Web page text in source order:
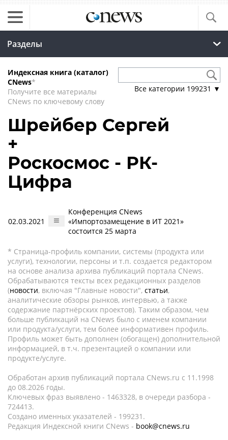
Разделы
Индексная книга (каталог)
CNews*
Получите все материалы
CNews по ключевому слову
Все категории 199231 ▼
Шрейбер Сергей
+
Роскосмос - РК-
Цифра
02.03.2021
Конференция CNews
«Импортозамещение в ИТ 2021»
состоится 25 марта
* Страница-профиль компании, системы (продукта или
услуги), технологии, персоны и т.п. создается редактором
на основе анализа архива публикаций портала CNews.
Обрабатываются тексты всех редакционных разделов
(новости, включая "Главные новости", статьи,
аналитические обзоры рынков, интервью, а также
содержание партнёрских проектов). Таким образом, чем
больше публикаций на CNews было с именем компании
или продукта/услуги, тем более информативен профиль.
Профиль может быть дополнен (обогащен) дополнительной
информацией, в т.ч. презентацией о компании или
продукте/услуге.
Обработан архив публикаций портала CNews.ru c 11.1998
до 08.2026 годы.
Ключевых фраз выявлено - 1463328, в очереди разбора -
724413.
Создано именных указателей - 199231.
Редакция Индексной книги CNews - book@cnews.ru